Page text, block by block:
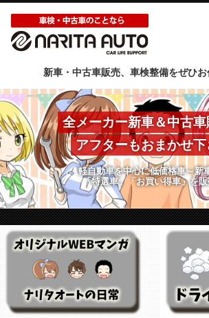
新車・中古車販売、車検整備をぜひお
全メーカー新車＆中古車
アフターもおまかせ
軽自動車を中心に低価格車～新
「特選車」「お買い得車」を